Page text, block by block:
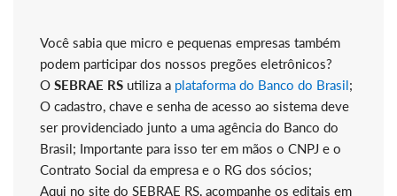
Você sabia que micro e pequenas empresas também
podem participar dos nossos pregões eletrônicos?
O SEBRAE RS utiliza a plataforma do Banco do Brasil;
O cadastro, chave e senha de acesso ao sistema deve
ser providenciado junto a uma agência do Banco do
Brasil; Importante para isso ter em mãos o CNPJ e o
Contrato Social da empresa e o RG dos sócios;
Aqui no site do SEBRAE RS, acompanhe os editais em